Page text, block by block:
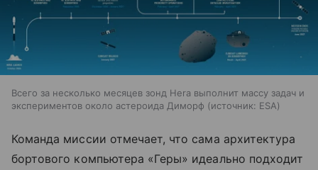
Всего за несколько месяцев зонд Hera выполнит массу задач и
экспериментов около астероида Диморф
источник: ESA
Команда миссии отмечает, что сама архитектура
бортового компьютера «Геры» идеально подходит